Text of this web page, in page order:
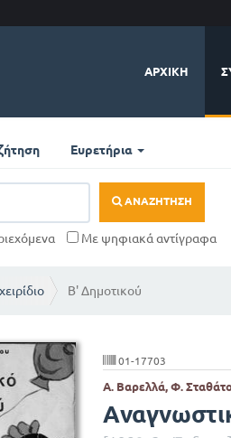
ΑΡΧΙΚΉ
Ευρετήρια
ΑΝΑΖΉΤΗΣΗ
Με ψηφιακά αντίγραφα
Β' Δημοτικού
01-17703
Α. Βαρελλά, Φ.